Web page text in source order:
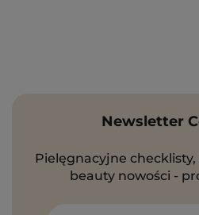
Newsletter
Pielęgnacyjne
beauty nowości -